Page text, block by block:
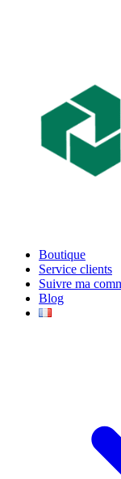
Boutique
Service clients
Suivre ma
Blog